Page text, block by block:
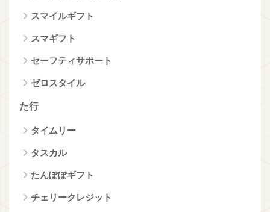
スマイルギフト
スマギフト
セーフティサポート
ゼロスタイル
た行
タイムリー
タスカル
たんぽぽギフト
チェリークレジット